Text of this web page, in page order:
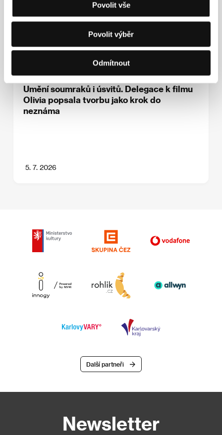
Povolit vše
Povolit výběr
Odmítnout
Umění soumraků i úsvitů. Delegace k filmu
Olivia popsala tvorbu jako krok do
neznáma
5. 7. 2026
Další partneři
Newsletter